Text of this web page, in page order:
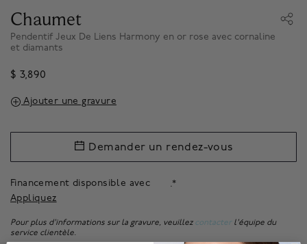
Chaumet
Pendentif Jeux De Liens Harmony en or rose avec cornaline
et diamants
$ 3,890
Ajouter une gravure
Financement disponsible avec
.*
Appliquez
Demander un rendez-vous
Pour plus d'informations sur la gravure, veuillez contacterl'équipe du
service clientèle.